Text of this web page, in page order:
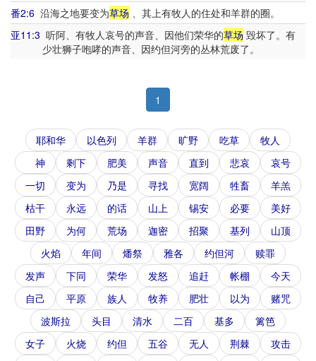
番2:6 沿海之地要变为草场 、其上有牧人的住处和羊群的圈。
亚11:3 听阿、有牧人哀号的声音、因他们荣华的草场 毁坏了。有
少壮狮子咆哮的声音、因约但河旁的丛林荒废了。
1
耶和华 以色列 羊群 旷野 吃草
牧人
神
剩下 肥美 声音 直到 悲哀
哀号
一切
变为 乃是 寻找 宽阔 牲畜
羊羔
枯干
永远 的话 山上 锡安 必要
美好
田野
为何 荒场 迦密 招聚 基列
山顶
火焰
年间 燔祭 雅各 约但河
赎罪
发声
下同 荣华 发怒 追赶 帐棚
今天
自己
平原 族人 牧养 肥壮 以为
赌咒
波斯拉
头目 清水 二百 基多
篱笆
女子
火烧 约但 五谷 无人 荆棘
攻击